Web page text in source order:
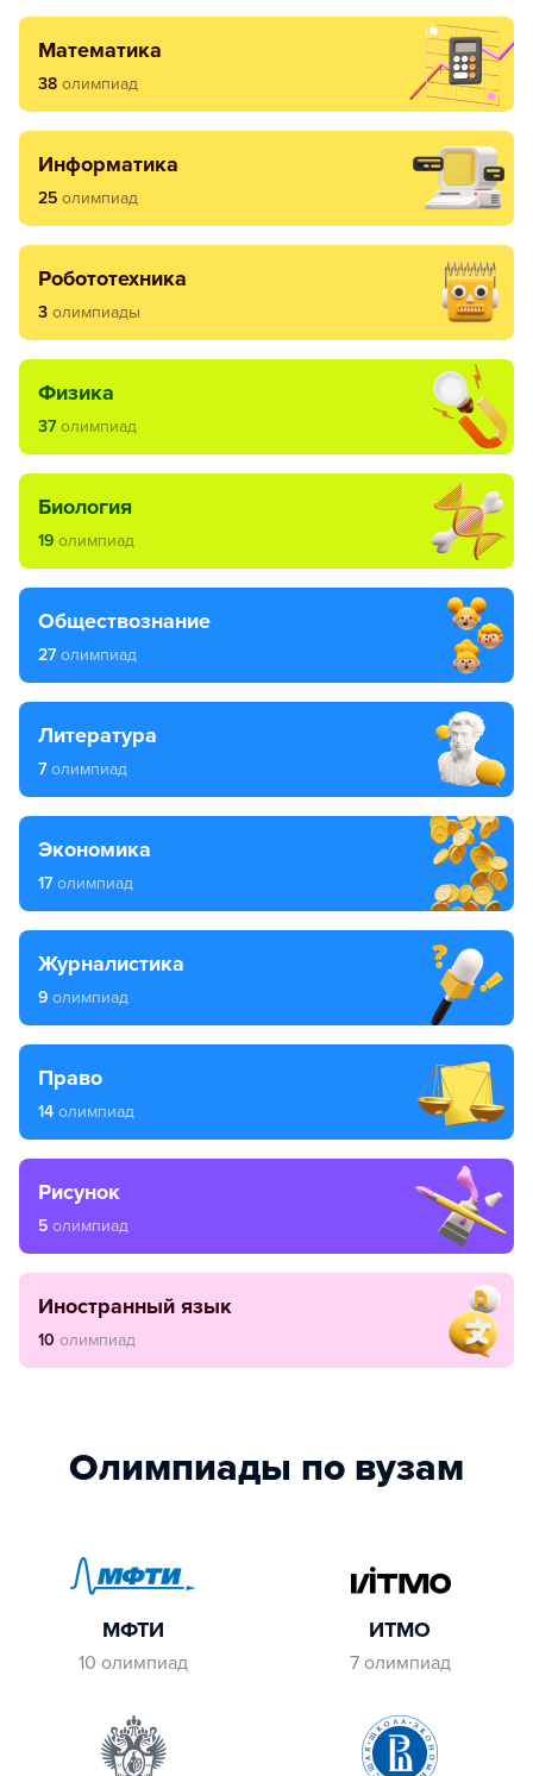
математика
38 олимпиад
информатика
25 олимпиад
робототехника
3 олимпиады
физика
37 олимпиад
биология
19 олимпиад
обществознание
27 олимпиад
литература
7 олимпиад
экономика
17 олимпиад
журналистика
9 олимпиад
право
14 олимпиад
рисунок
5 олимпиад
иностранный язык
10 олимпиад
Олимпиады по вузам
МФТИ
10 олимпиад
ИТМО
7 олимпиад